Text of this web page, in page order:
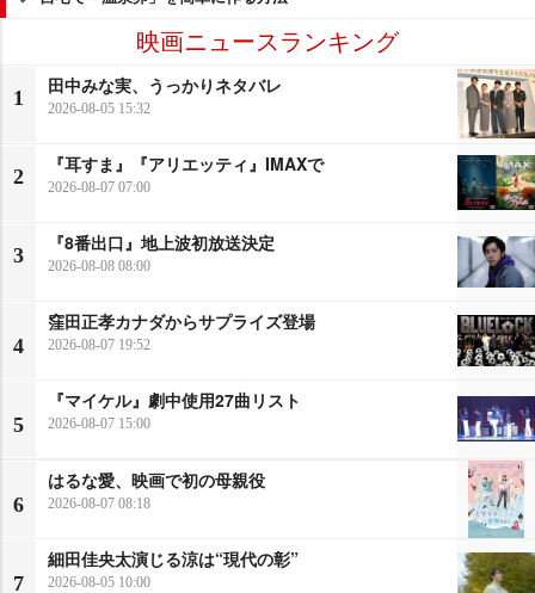
映画ニュースランキング
1
田中みな実、うっかりネタバレ
2026-08-05 15:32
2
『耳すま』『アリエッティ』IMAXで
2026-08-07 07:00
3
『8番出口』地上波初放送決定
2026-08-08 08:00
4
窪田正孝カナダからサプライズ登場
2026-08-07 19:52
5
『マイケル』劇中使用27曲リスト
2026-08-07 15:00
6
はるな愛、映画で初の母親役
2026-08-07 08:18
7
細田佳央太演じる涼は“現代の彰”
2026-08-05 10:00